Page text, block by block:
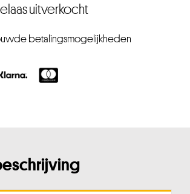
uitverkocht
betalingsmogelijkheden